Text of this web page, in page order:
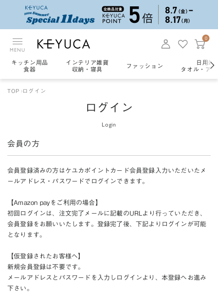
MENU
0
キッチン用品
食器
インテリア雑貨
収納・寝具
ファッション
日用雑
タオル・ア
TOP ログイン
ログイン
Login
会員の方
会員登録済みの方はケユカポイントカード会員登録入力いただいたメ
ールアドレス・パスワードでログインできます。
【Amazon payをご利用の場合】
初回ログインは、注文完了メールに記載のURLより行っていただき、
会員登録をお願いいたします。登録完了後、下記よりログインが可能
となります。
【仮登録されたお客様へ】
新規会員登録は不要です。
メールアドレスとパスワードを入力しログインより、本登録へお進み
下さい。